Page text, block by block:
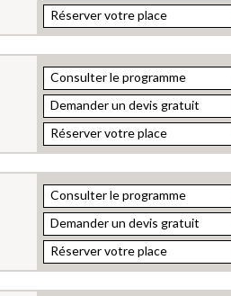
Réserver votre place
Consulter le programme
Demander un devis gratuit
Réserver votre place
Consulter le programme
Demander un devis gratuit
Réserver votre place